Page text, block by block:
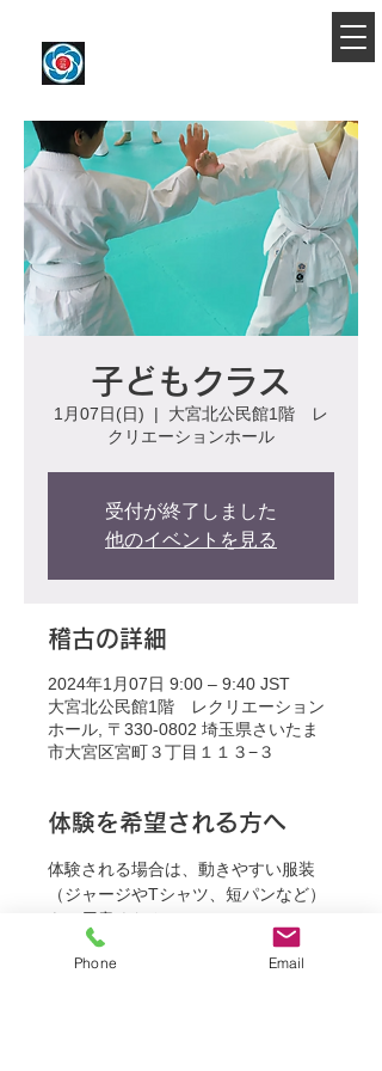
子どもクラス
1月07日(日)
  |
大宮北公民館1階 レ
クリエーションホール
受付が終了しました
他のイベントを見る
稽古の詳細
2024年1月07日 9:00 – 9:40 JST
大宮北公民館1階 レクリエーション
ホール, 〒330-0802 埼玉県さいたま
市大宮区宮町３丁目１１３−３
体験を希望される方へ
体験される場合は、動きやすい服装
（ジャージやTシャツ、短パンなど）
をご用意ください。
Phone Email